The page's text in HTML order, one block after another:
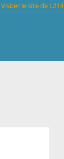
Visiter le site de L214